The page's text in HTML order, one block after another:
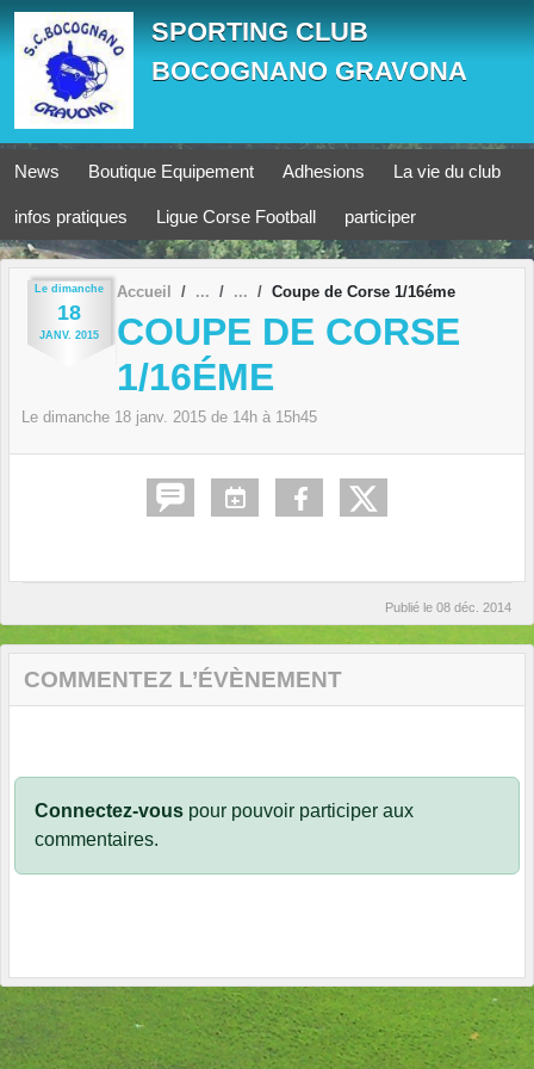
SPORTING CLUB
BOCOGNANO GRAVONA
News Boutique Equipement Adhesions La vie du club
infos pratiques Ligue Corse Football participer
Le dimanche
18
JANV. 2015
Accueil Coupe de Corse 1/16éme
COUPE DE CORSE
1/16ÉME
Le dimanche 18 janv. 2015 de 14h à 15h45
Publié le 08 déc. 2014
COMMENTEZ L’ÉVÈNEMENT
Connectez-vous pour pouvoir participer aux
commentaires.
Panneau de gestion des cookies